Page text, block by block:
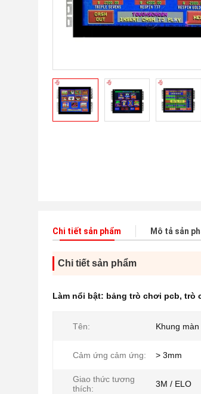
Chi tiết sản phẩm Mô tả sản
Chi tiết sản phẩm
Làm nổi bật: bảng trò chơi pcb, trò
Tên: Khung
Cảm ứng cảm ứng: > 3mm
Giao thức tương
thích:
3M / ELO